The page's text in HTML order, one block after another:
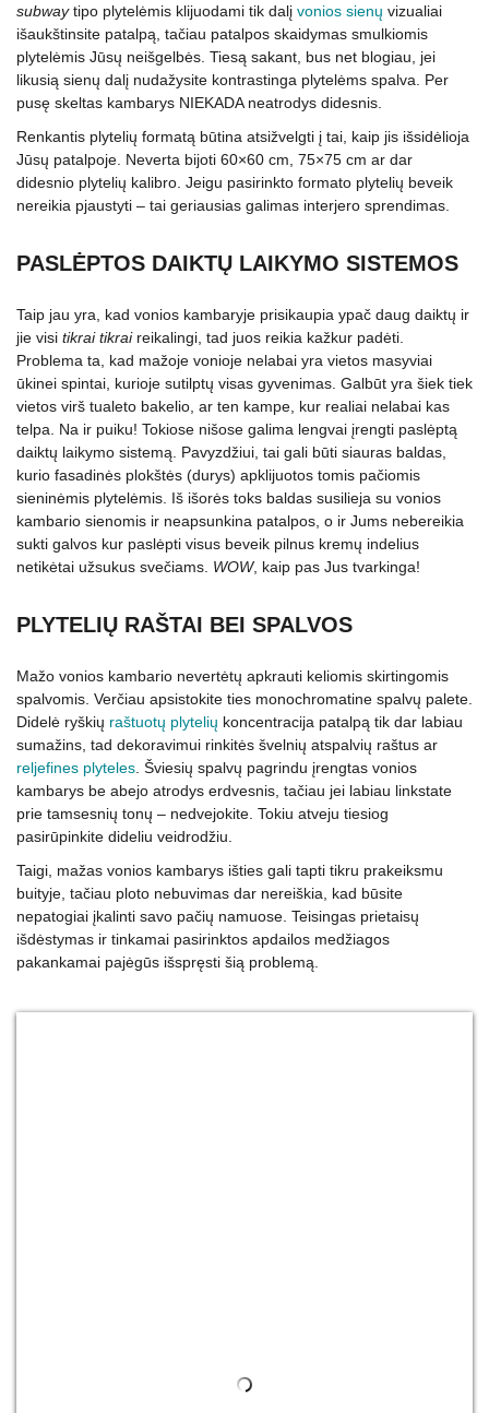
subwaytipo plytelėmis klijuodami tik dalį vonios sienų vizualiai
išaukštinsite patalpą, tačiau patalpos skaidymas smulkiomis
plytelėmis Jūsų neišgelbės. Tiesą sakant, bus net blogiau, jei
likusią sienų dalį nudažysite kontrastinga plytelėms spalva. Per
pusę skeltas kambarys NIEKADA neatrodys didesnis.
Renkantis plytelių formatą būtina atsižvelgti į tai, kaip jis išsidėlioja
Jūsų patalpoje. Neverta bijoti 60×60 cm, 75×75 cm ar dar
didesnio plytelių kalibro. Jeigu pasirinkto formato plytelių beveik
nereikia pjaustyti – tai geriausias galimas interjero sprendimas.
PASLĖPTOS DAIKTŲ LAIKYMO SISTEMOS
Taip jau yra, kad vonios kambaryje prisikaupia ypač daug daiktų ir
jie visi tikrai tikraireikalingi, tad juos reikia kažkur padėti.
Problema ta, kad mažoje vonioje nelabai yra vietos masyviai
ūkinei spintai, kurioje sutilptų visas gyvenimas. Galbūt yra šiek tiek
vietos virš tualeto bakelio, ar ten kampe, kur realiai nelabai kas
telpa. Na ir puiku! Tokiose nišose galima lengvai įrengti paslėptą
daiktų laikymo sistemą. Pavyzdžiui, tai gali būti siauras baldas,
kurio fasadinės plokštės (durys) apklijuotos tomis pačiomis
sieninėmis plytelėmis. Iš išorės toks baldas susilieja su vonios
kambario sienomis ir neapsunkina patalpos, o ir Jums nebereikia
sukti galvos kur paslėpti visus beveik pilnus kremų indelius
netikėtai užsukus svečiams. WOW, kaip pas Jus tvarkinga!
PLYTELIŲ RAŠTAI BEI SPALVOS
Mažo vonios kambario nevertėtų apkrauti keliomis skirtingomis
spalvomis. Verčiau apsistokite ties monochromatine spalvų palete.
Didelė ryškių raštuotų plytelių koncentracija patalpą tik dar labiau
sumažins, tad dekoravimui rinkitės švelnių atspalvių raštus ar
reljefines plyteles . Šviesių spalvų pagrindu įrengtas vonios
kambarys be abejo atrodys erdvesnis, tačiau jei labiau linkstate
prie tamsesnių tonų – nedvejokite. Tokiu atveju tiesiog
pasirūpinkite dideliu veidrodžiu.
Taigi, mažas vonios kambarys išties gali tapti tikru prakeiksmu
buityje, tačiau ploto nebuvimas dar nereiškia, kad būsite
nepatogiai įkalinti savo pačių namuose. Teisingas prietaisų
išdėstymas ir tinkamai pasirinktos apdailos medžiagos
pakankamai pajėgūs išspręsti šią problemą.